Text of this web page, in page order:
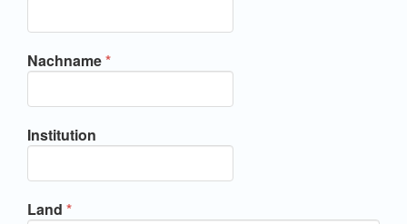
Nachname*Erforderlich
Institution
Land *Erforderlich